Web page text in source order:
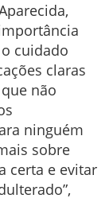
cuidado
claras
não
ninguém
sobre
certa e evitar